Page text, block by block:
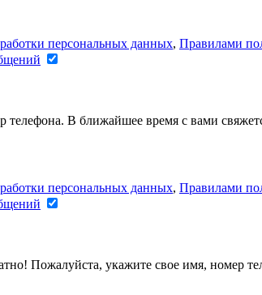
персональных данных, Правилами
В ближайшее время с вами
персональных данных, Правилами
Пожалуйста, укажите свое имя, номер